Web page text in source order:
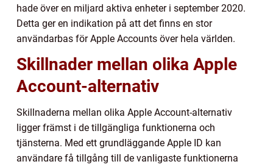
hade över en miljard aktiva enheter i september 2020.
Detta ger en indikation på att det finns en stor
användarbas för Apple Accounts över hela världen.
Skillnader mellan olika Apple
Account-alternativ
Skillnaderna mellan olika Apple Account-alternativ
ligger främst i de tillgängliga funktionerna och
tjänsterna. Med ett grundläggande Apple ID kan
användare få tillgång till de vanligaste funktionerna